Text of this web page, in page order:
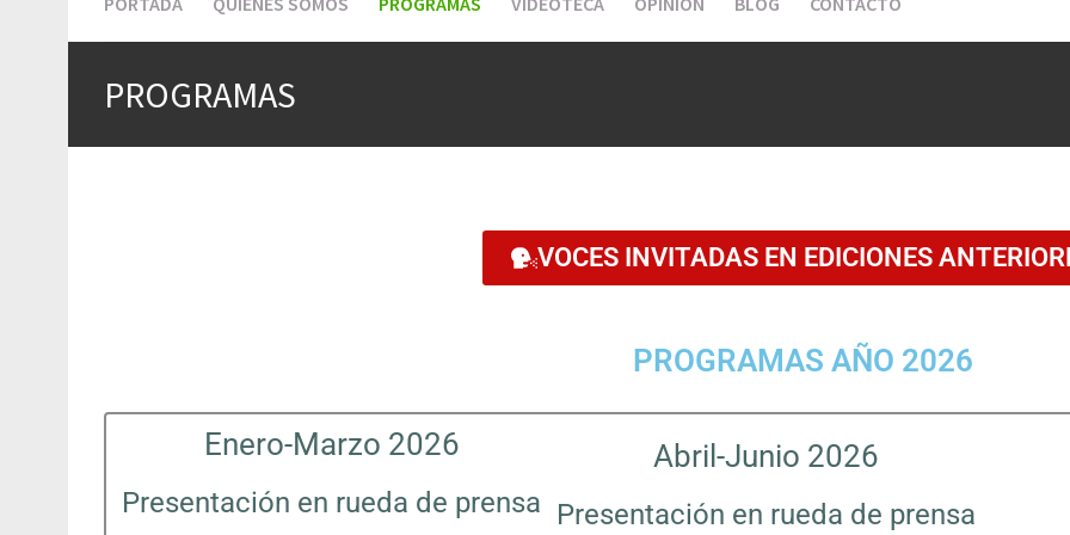
PROGRAMAS
VOCES INVITADAS EN EDICIONES
PROGRAMAS AÑO 2026
Enero-Marzo 2026
Presentación en rueda de prensa
Abril-Junio 2026
Presentación en rueda de prensa